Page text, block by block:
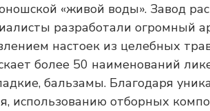
«живой воды». Завод
разработали огромный
настоек из целебных
более 50 наименований
бальзамы. Благодаря
использованию отборных